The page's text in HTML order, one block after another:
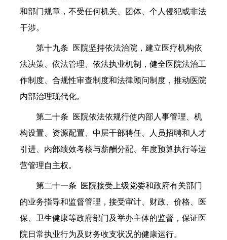
和部门规章，不受任何机关、团体、个人侵犯或非法
干涉。
第十九条 医院坚持依法治院，建立医疗机构依
法决策、依法管理、依法执业机制，健全医院法治工
作制度、合规性审查制度和法律顾问制度，推动医院
内部治理现代化。
第二十条 医院依法依规行使内部人事管理、机
构设置、资源配置、中层干部聘任、人员招聘和人才
引进、内部绩效考核与薪酬分配、年度预算执行等运
营管理自主权。
第二十一条 医院接受上级党委和政府有关部门
的业务指导和监督管理，接受审计、财政、价格、医
保、卫生健康等政府部门及举办主体的监督，保证医
院日常执业行为及财务收支状况的健康运行。